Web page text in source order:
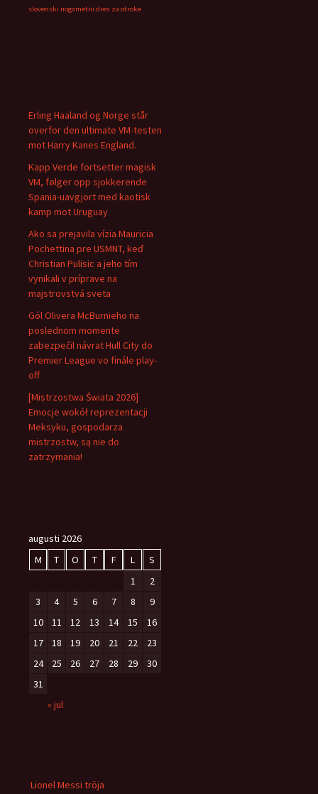
slovenski nogometni dres za otroke
Erling Haaland og Norge står
overfor den ultimate VM-testen
mot Harry Kanes England.
Kapp Verde fortsetter magisk
VM, følger opp sjokkerende
Spania-uavgjort med kaotisk
kamp mot Uruguay
Ako sa prejavila vízia Mauricia
Pochettina pre USMNT, keď
Christian Pulisic a jeho tím
vynikali v príprave na
majstrovstvá sveta
Gól Olivera McBurnieho na
poslednom momente
zabezpečil návrat Hull City do
Premier League vo finále play-
off
[Mistrzostwa Świata 2026]
Emocje wokół reprezentacji
Meksyku, gospodarza
mistrzostw, są nie do
zatrzymania!
augusti 2026
M
T O T F L
S
1
2
3
4 5 6 7 8
9
10
11 12 13 14 15
16
17
18 19 20 21 22
23
24
25 26 27 28 29
30
31
« jul
Lionel Messi tröja